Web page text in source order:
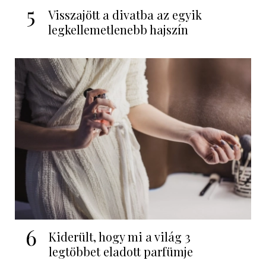
5
Visszajött a divatba az egyik
legkellemetlenebb hajszín
6
Kiderült, hogy mi a világ 3
legtöbbet eladott parfümje